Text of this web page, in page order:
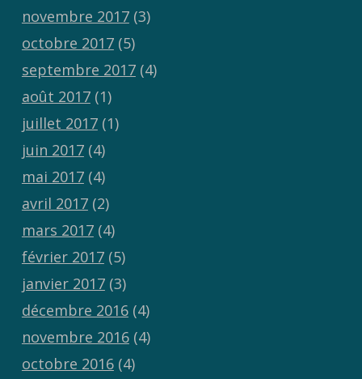
novembre 2017(3)
octobre 2017(5)
septembre 2017(4)
août 2017(1)
juillet 2017(1)
juin 2017(4)
mai 2017(4)
avril 2017(2)
mars 2017(4)
février 2017(5)
janvier 2017(3)
décembre 2016(4)
novembre 2016(4)
octobre 2016(4)